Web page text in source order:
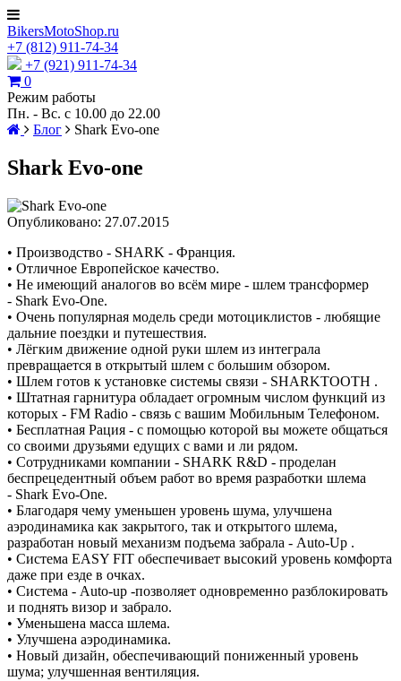
BikersMotoShop.ru
+7 (812) 911-74-34
+7 (921) 911-74-34
0
Режим работы
Пн. - Вс. с 10.00 до 22.00
Блог
Shark Evo-one
Shark Evo-one
Опубликовано: 27.07.2015
• Производство - SHARK - Франция.
• Отличное Европейское качество.
• Не имеющий аналогов во всём мире - шлем трансформер
- Shark Evo-One.
• Очень популярная модель среди мотоциклистов - любящие
дальние поездки и путешествия.
• Лёгким движение одной руки шлем из интеграла
превращается в открытый шлем с большим обзором.
• Шлем готов к установке системы связи - SHARKTOOTH .
• Штатная гарнитура обладает огромным числом функций из
которых - FM Radio - связь с вашим Мобильным Телефоном.
• Бесплатная Рация - с помощью которой вы можете общаться
со своими друзьями едущих с вами и ли рядом.
• Сотрудниками компании - SHARK R&D - проделан
беспрецедентный объем работ во время разработки шлема
- Shark Evo-One.
• Благодаря чему уменьшен уровень шума, улучшена
аэродинамика как закрытого, так и открытого шлема,
разработан новый механизм подъема забрала - Auto-Up .
• Система EASY FIT обеспечивает высокий уровень комфорта
даже при езде в очках.
• Система - Auto-up -позволяет одновременно разблокировать
и поднять визор и забрало.
• Уменьшена масса шлема.
• Улучшена аэродинамика.
• Новый дизайн, обеспечивающий пониженный уровень
шума; улучшенная вентиляция.